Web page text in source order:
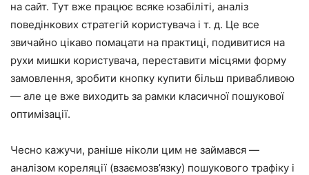
на сайт. Тут вже працює всяке юзабіліті, аналіз
поведінкових стратегій користувача і т. д. Це все
звичайно цікаво помацати на практиці, подивитися на
рухи мишки користувача, переставити місцями форму
замовлення, зробити кнопку купити більш привабливою
— але це вже виходить за рамки класичної пошукової
оптимізації.
Чесно кажучи, раніше ніколи цим не займався —
аналізом кореляції (взаємозв’язку) пошукового трафіку і